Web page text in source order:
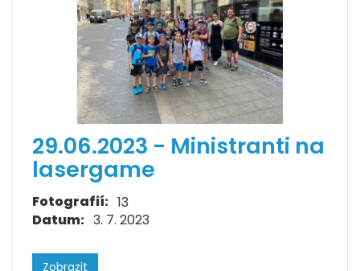
29.06.2023 - Ministranti na
lasergame
Fotografií: 13
Datum: 3. 7. 2023
Zobrazit